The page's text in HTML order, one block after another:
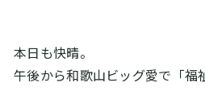
本日も快晴。
午後から和歌山ビッグ愛で「福